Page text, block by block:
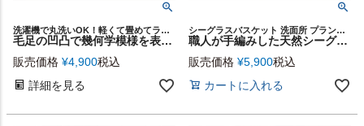
洗濯機で丸洗いOK！軽くて畳めてラクラク収納
毛足の凹凸で幾何学模様を表現したモダンデザインのおしゃれなラグカーペット/約130x190cm 洗濯機で丸洗いOK 軽くて畳めてラクラク収納ラグマット [84403]
販売価格 ¥4,900税込
詳細を見る
シーグラスバスケット 洗面所 プランターカバー リビング ランドリー 収納かご 衣類 ダイニング 寝室 編みかご 店舗 カフェ レストラン サロン スパ
職人が手編みした天然シーグラスのランドリーバスケット 丸型 約W32×D32×H50cm [14182]
販売価格 ¥5,900税込
カートに入れる